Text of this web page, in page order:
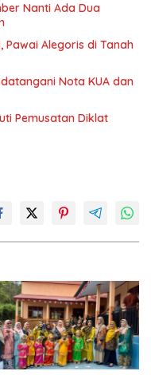
Nanti Ada Dua
Pawai Alegoris di Tanah
Nota KUA dan
Pemusatan Diklat